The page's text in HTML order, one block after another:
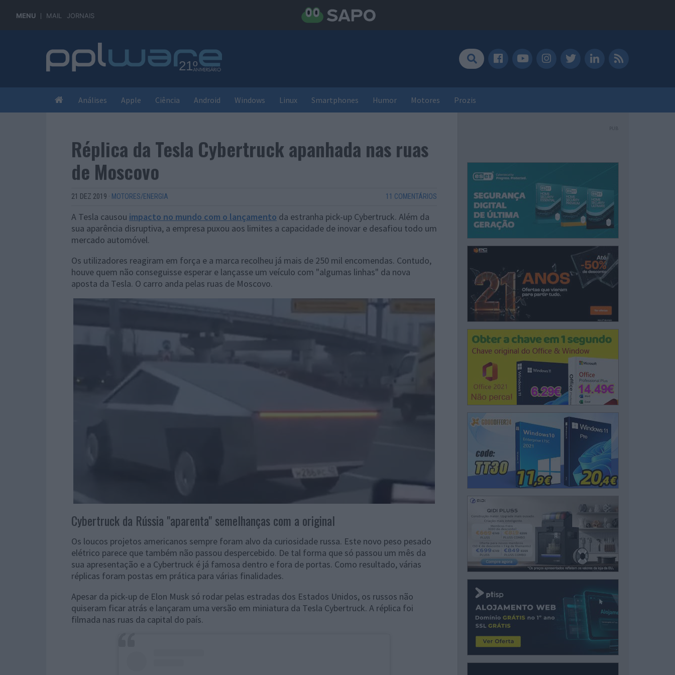
MENU MAIL JORNAIS
Análises Apple Ciência Android Windows Linux Smartphones Humor Motores Prozis
Réplica da Tesla Cybertruck apanhada nas ruas
de Moscovo
21 DEZ 2019 · MOTORES/ENERGIA 11 COMENTÁRIOS
A Tesla causou impacto no mundo com o lançamento da estranha pick-up Cybertruck. Além da
sua aparência disruptiva, a empresa puxou aos limites a capacidade de inovar e desafiou todo um
mercado automóvel.
Os utilizadores reagiram em força e a marca recolheu já mais de 250 mil encomendas. Contudo,
houve quem não conseguisse esperar e lançasse um veículo com "algumas linhas" da nova
aposta da Tesla. O carro anda pelas ruas de Moscovo.
Cybertruck da Rússia "aparenta" semelhanças com a original
Os loucos projetos americanos sempre foram alvo da curiosidade russa. Este novo peso pesado
elétrico parece que também não passou despercebido. De tal forma que só passou um mês da
sua apresentação e a Cybertruck é já famosa dentro e fora de portas. Como resultado, várias
réplicas foram postas em prática para várias finalidades.
Apesar da pick-up de Elon Musk só rodar pelas estradas dos Estados Unidos, os russos não
quiseram ficar atrás e lançaram uma versão em miniatura da Tesla Cybertruck. A réplica foi
filmada nas ruas da capital do país.
PUB